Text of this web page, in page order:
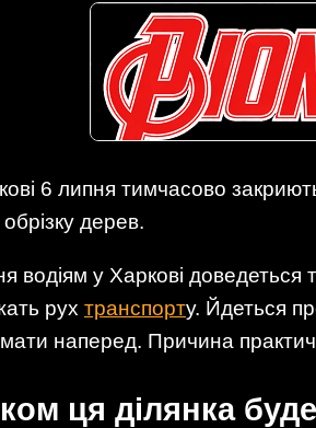
6 липня тимчасово
дерев.
водіям у Харкові
рух транспорту. Йдеться
наперед. Причина
ця ділянка